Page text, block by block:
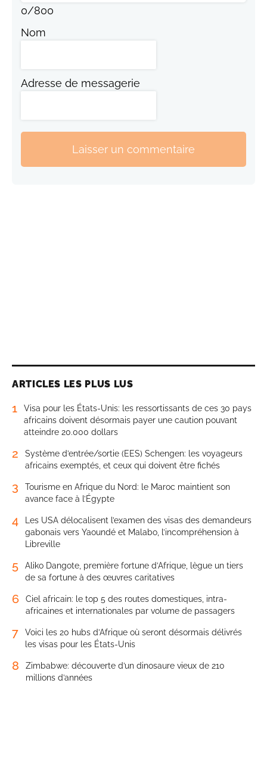
0/800
Nom
Adresse de messagerie
Laisser un commentaire
ARTICLES LES PLUS LUS
1
Visa pour les États-Unis: les ressortissants de ces 30 pays
africains doivent désormais payer une caution pouvant
atteindre 20.000 dollars
2
Système d’entrée/sortie (EES) Schengen: les voyageurs
africains exemptés, et ceux qui doivent être fichés
3
Tourisme en Afrique du Nord: le Maroc maintient son
avance face à l’Égypte
4
Les USA délocalisent l’examen des visas des demandeurs
gabonais vers Yaoundé et Malabo, l’incompréhension à
Libreville
5
Aliko Dangote, première fortune d’Afrique, lègue un tiers
de sa fortune à des œuvres caritatives
6
Ciel africain: le top 5 des routes domestiques, intra-
africaines et internationales par volume de passagers
7
Voici les 20 hubs d’Afrique où seront désormais délivrés
les visas pour les États-Unis
8
Zimbabwe: découverte d’un dinosaure vieux de 210
millions d’années